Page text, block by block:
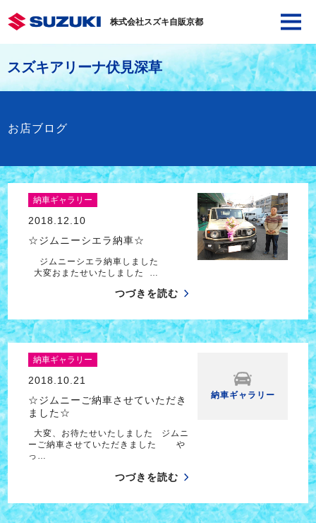
株式会社スズキ自販京都
スズキアリーナ伏見深草
お店ブログ
納車ギャラリー
2018.12.10
☆ジムニーシエラ納車☆
ジムニーシエラ納車しました
大変おまたせいたしました …
つづきを読む
納車ギャラリー
2018.10.21
☆ジムニーご納車させていただき
ました☆
大変、お待たせいたしました ジムニ
ーご納車させていただきました や
っ…
つづきを読む
納車ギャラリー